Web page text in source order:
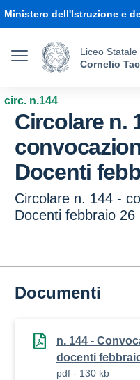
Ministero dell'Istruzione e
Liceo Statale
Cornelio
circ. n.144
Circolare n.
Docenti
Circolare n. 144 -
Docenti febbraio 26
Documenti
n. 144 -
docenti
pdf - 130 kb